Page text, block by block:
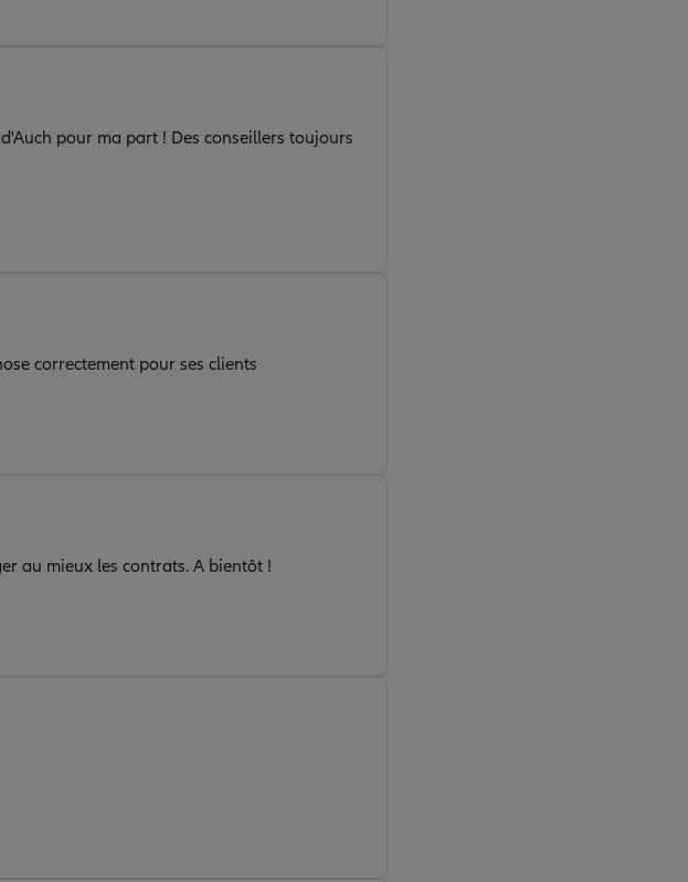
pour ma part ! Des conseillers toujours
correctement pour ses clients
Bonjour, Merci beaucoup à Martine de "dépatouiller" et arranger au mieux les contrats. A bientôt !